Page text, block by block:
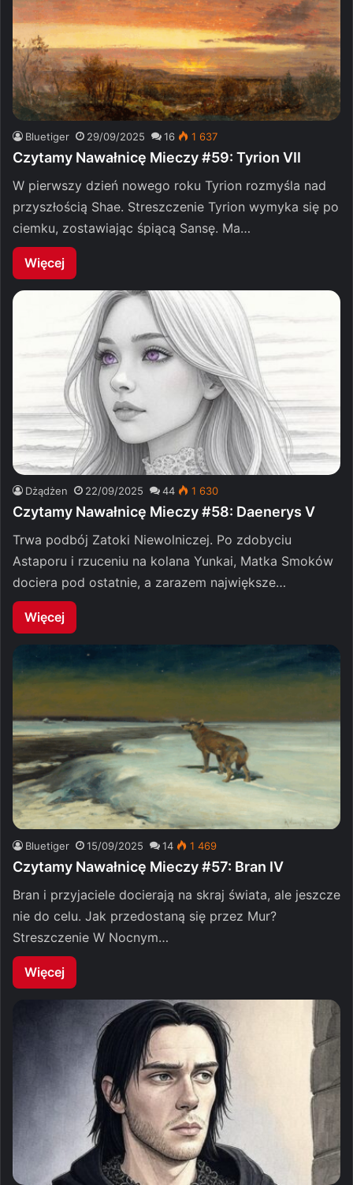
Bluetiger 29/09/2025 16 1 637
Czytamy Nawałnicę Mieczy #59: Tyrion VII
W pierwszy dzień nowego roku Tyrion rozmyśla nad
przyszłością Shae. Streszczenie Tyrion wymyka się po
ciemku, zostawiając śpiącą Sansę. Ma…
Więcej
Dżądżen 22/09/2025 44 1 630
Czytamy Nawałnicę Mieczy #58: Daenerys V
Trwa podbój Zatoki Niewolniczej. Po zdobyciu
Astaporu i rzuceniu na kolana Yunkai, Matka Smoków
dociera pod ostatnie, a zarazem największe…
Więcej
Bluetiger 15/09/2025 14 1 469
Czytamy Nawałnicę Mieczy #57: Bran IV
Bran i przyjaciele docierają na skraj świata, ale jeszcze
nie do celu. Jak przedostaną się przez Mur?
Streszczenie W Nocnym…
Więcej